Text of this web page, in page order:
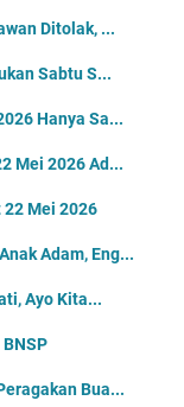
Ditolak, ...
Sabtu S...
Hanya Sa...
Mei 2026 Ad...
Mei 2026
Adam, Eng...
Ayo Kita...
Bua...